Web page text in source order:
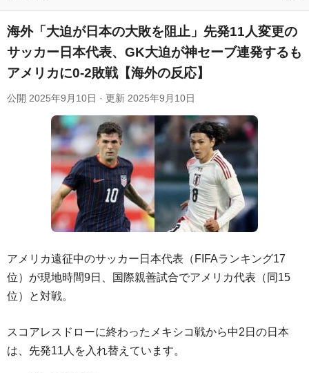
Powered by livedoor 相互RSS
海外「大迫が日本の大敗を阻止」先発11人変更の
サッカー日本代表、GK大迫が神セーブ連発するも
アメリカに0-2敗戦【海外の反応】
公開 2025年9月10日 · 更新 2025年9月10日
アメリカ遠征中のサッカー日本代表（FIFAランキング17
位）が現地時間9日、国際親善試合でアメリカ代表（同15
位）と対戦。
スコアレスドローに終わったメキシコ戦から中2日の日本
は、先発11人を入れ替えています。